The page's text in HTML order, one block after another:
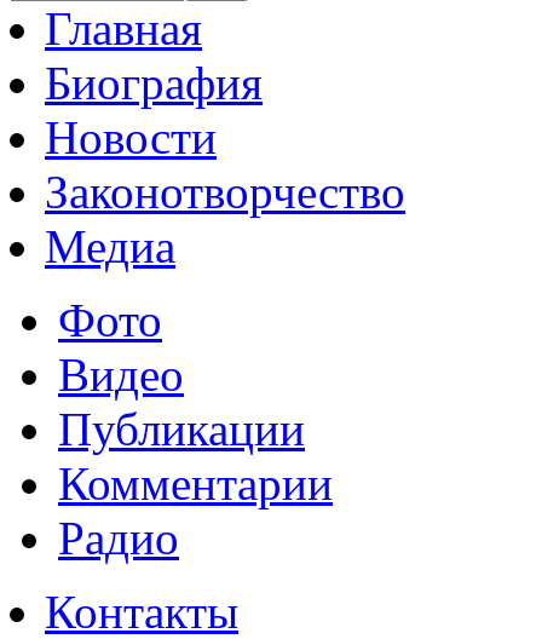
Главная
Биография
Новости
Законотворчество
Медиа
Фото
Видео
Публикации
Комментарии
Радио
Контакты